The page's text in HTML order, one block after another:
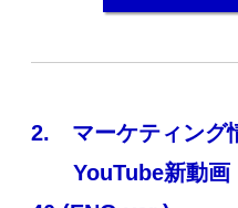
2. マーケティング
YouTube新動画